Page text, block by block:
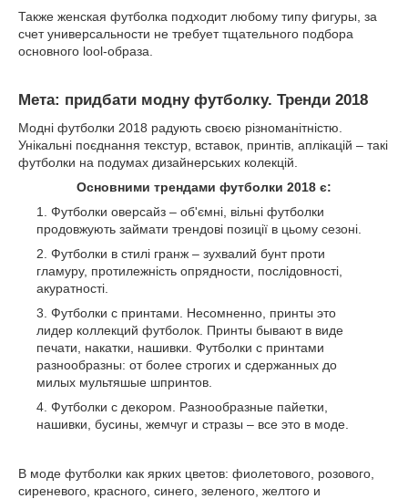
Также женская футболка подходит любому типу фигуры, за
счет универсальности не требует тщательного подбора
основного lool-образа.
Мета: придбати модну футболку. Тренди 2018
Модні футболки 2018 радують своєю різноманітністю.
Унікальні поєднання текстур, вставок, принтів, аплікацій – такі
футболки на подумах дизайнерських колекцій.
Основними трендами футболки 2018 є:
Футболки оверсайз – об'ємні, вільні футболки
продовжують займати трендові позиції в цьому сезоні.
Футболки в стилі гранж – зухвалий бунт проти
гламуру, протилежність опрядности, послідовності,
акуратності.
Футболки с принтами. Несомненно, принты это
лидер коллекций футболок. Принты бывают в виде
печати, накатки, нашивки. Футболки с принтами
разнообразны: от более строгих и сдержанных до
милых мультяшые шпринтов.
Футболки с декором. Разнообразные пайетки,
нашивки, бусины, жемчуг и стразы – все это в моде.
В моде футболки как ярких цветов: фиолетового, розового,
сиреневого, красного, синего, зеленого, желтого и